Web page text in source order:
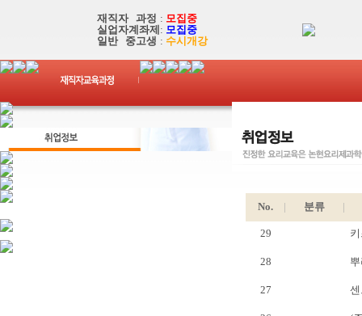
재직자 과정 : 모집중
실업자계좌제 : 모집중
일반 중고생 : 수시개강
No. | 분류 |
29
28
27